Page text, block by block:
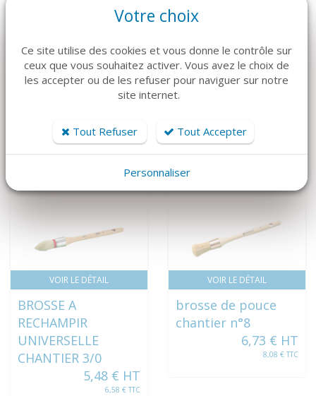
VOIR LE DÉTAIL
40,66 € TTC
VOIR LE DÉTAIL
BLANC MAT A
88,53 € HT
VOIR LE DÉTAIL
BROSSE A
RECHAMPIR
UNIVERSELLE
CHANTIER 3/0
5,48 € HT
6,58 € TTC
VOIR LE DÉTAIL
brosse de pouce
chantier n°8
6,73 € HT
8,08 € TTC
Votre choix
Ce site utilise des cookies et vous donne le contrôle sur
ceux que vous souhaitez activer. Vous avez le choix de
les accepter ou de les refuser pour naviguer sur notre
site internet.
Tout Refuser Tout Accepter
Personnaliser